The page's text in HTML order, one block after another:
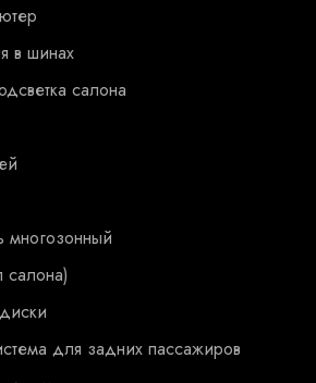
в шинах
салона
многозонный
для задних пассажиров